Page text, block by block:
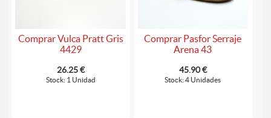
Comprar Vulca Pratt Gris
4429
26.25 €
Stock: 1 Unidad
Comprar Pasfor Serraje
Arena 43
45.90 €
Stock: 4 Unidades